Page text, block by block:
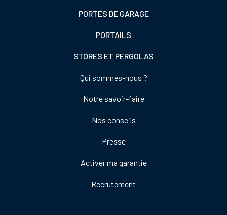
PORTES DE GARAGE
PORTAILS
STORES ET PERGOLAS
Qui sommes-nous ?
Notre savoir-faire
Nos conseils
Presse
Activer ma garantie
Recrutement